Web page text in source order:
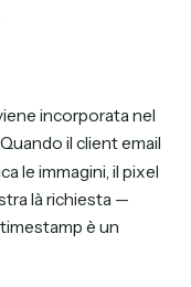
incorporata nel
. Quando il client email
le immagini, il pixel
là richiesta —
è un